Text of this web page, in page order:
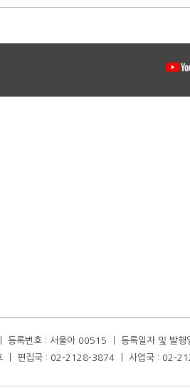
등록번호 : 서울아 00515 ㅣ 등록일자 및 발
ㅣ 편집국 : 02-2128-3874 ㅣ 사업국 : 02-